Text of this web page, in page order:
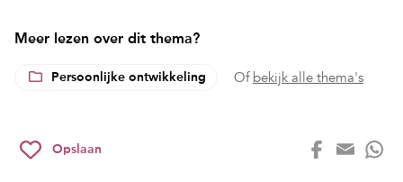
Meer lezen over dit thema?
Persoonlijke ontwikkeling Of bekijk alle thema's
Opslaan